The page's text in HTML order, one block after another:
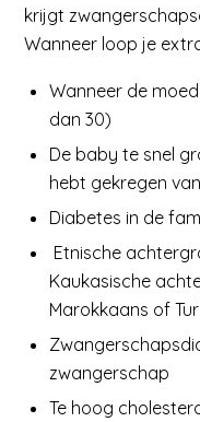
krijgt
Wanneer loop je
Wanneer de
dan 30)
De baby te snel
hebt gekregen
Diabetes in de
Etnische
Kaukasische
Marokkaans of
zwangerschap
Te hoog